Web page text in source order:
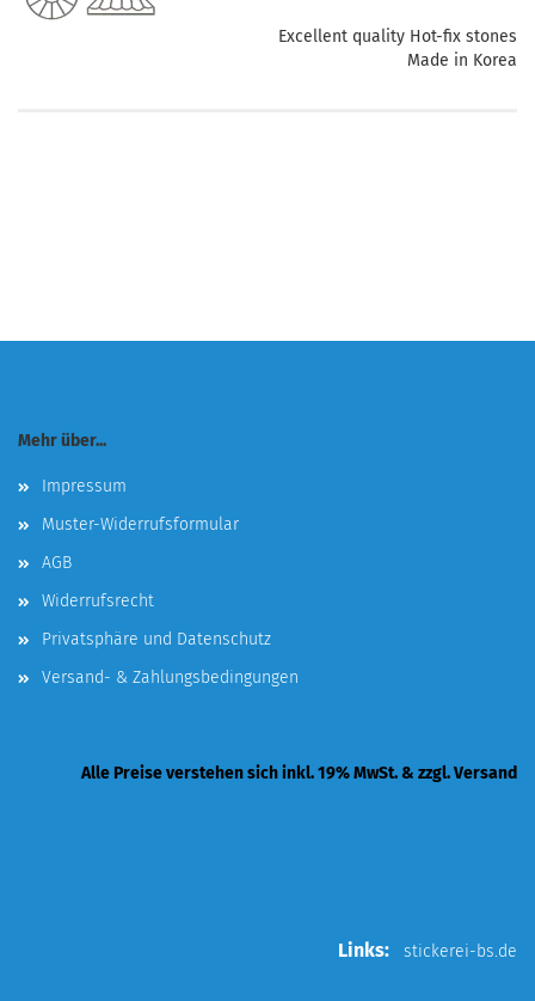
Excellent quality Hot-fix stones
Made in Korea
Mehr über...
Impressum
Muster-Widerrufsformular
AGB
Widerrufsrecht
Privatsphäre und Datenschutz
Versand- & Zahlungsbedingungen
Alle Preise verstehen sich inkl. 19% MwSt. & zzgl. Versand
Links: stickerei-bs.de